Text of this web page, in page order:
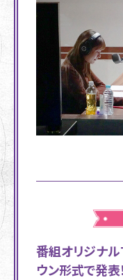
番組オリジナ
ウン形式で発表！